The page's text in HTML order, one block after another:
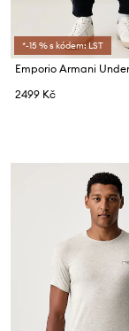
*-15 % s kódem: LST
2499 Kč